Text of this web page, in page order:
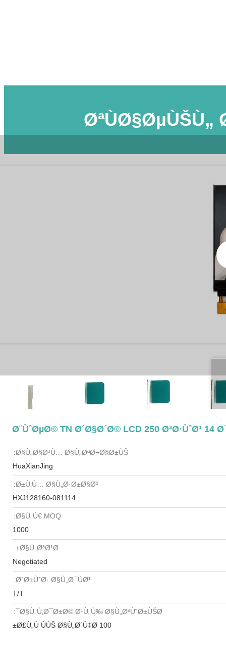
Ø§Ù„Ø§Ø³Ù… Ø§Ù„ØªØ¬Ø§Ø±ÙŠ:
HuaXianJing
Ø±Ù‚Ù… Ø§Ù„Ø·Ø±Ø§Ø²:
HXJ128160-081114
Ø§Ù„Ù€ MOQ:
1000
Ø§Ù„Ø³Ø¹Ø±:
Negotiated
Ø´Ø±ÙˆØ· Ø§Ù„Ø¯ÙØ¹:
T/T
Ø§Ù„Ù‚Ø¯Ø±Ø© Ø¹Ù„Ù‰ Ø§Ù„ØªÙˆØ±ÙŠØ¯:
100 Ø£Ù„Ù ÙÙŠ Ø§Ù„Ø´Ù‡Ø±